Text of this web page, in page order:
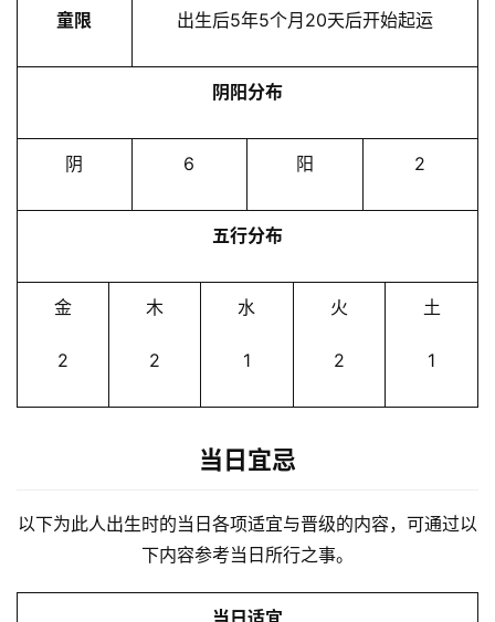
童限 出生后5年5个月20天后开始起运
阴阳分布
阴 6 阳 2
五行分布
金
2
木
2
水
1
火
2
土
1
当日宜忌
以下为此人出生时的当日各项适宜与晋级的内容，可通过以
下内容参考当日所行之事。